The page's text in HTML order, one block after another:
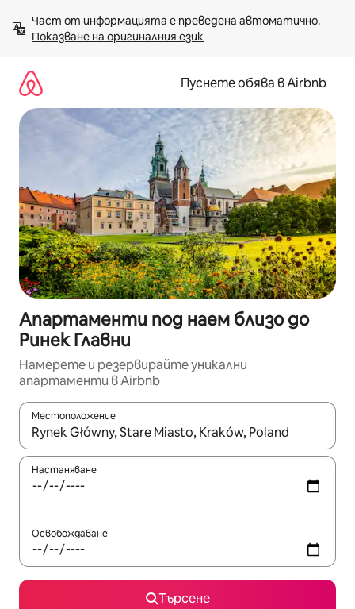
към
съдържанието
Показване на оригиналния език
Пуснете обява в Airbnb
Апартаменти под наем близо до
Ринек Главни
Намерете и резервирайте уникални
апартаменти в Airbnb
Местоположение
Когато резултатите се покажат, използвайте
Настаняване
Освобождаване
Търсене